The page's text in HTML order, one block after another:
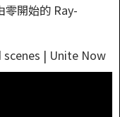
開始的 Ray-
| Unite Now